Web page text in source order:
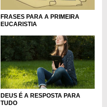
FRASES PARA A PRIMEIRA
EUCARISTIA
DEUS É A RESPOSTA PARA
TUDO